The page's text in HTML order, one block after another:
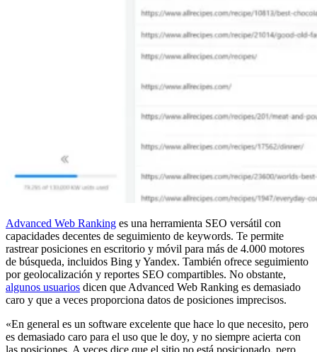
Advanced Web Ranking es una herramienta SEO versátil con
capacidades decentes de seguimiento de keywords. Te permite
rastrear posiciones en escritorio y móvil para más de 4.000 motores
de búsqueda, incluidos Bing y Yandex. También ofrece seguimiento
por geolocalización y reportes SEO compartibles. No obstante,
algunos usuarios dicen que Advanced Web Ranking es demasiado
caro y que a veces proporciona datos de posiciones imprecisos.
«En general es un software excelente que hace lo que necesito, pero
es demasiado caro para el uso que le doy, y no siempre acierta con
las posiciones. A veces dice que el sitio no está posicionado, pero